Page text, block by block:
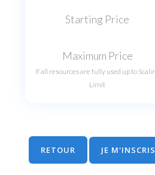
Starting Price
Maximum Price
if all resources are fully used up to
Limit
RETOUR JE